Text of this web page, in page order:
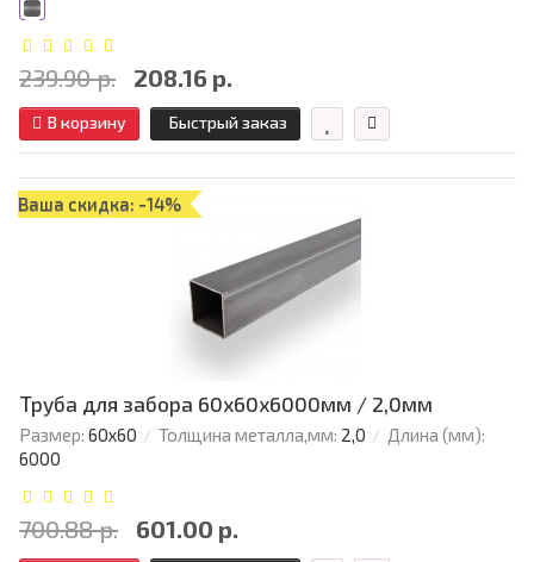
239.90 р. 208.16 р.
В корзину Быстрый заказ
Ваша скидка: -14%
Труба для забора 60х60x6000мм / 2,0мм
Размер: 60х60 Толщина металла,мм: 2,0
Длина (мм):
6000
700.88 р. 601.00 р.